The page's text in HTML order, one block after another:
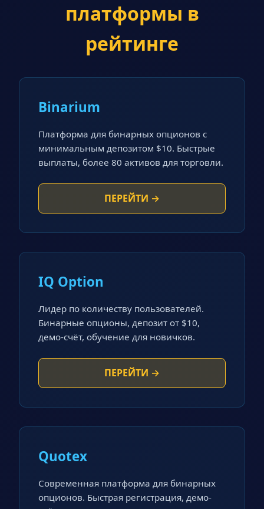
платформы в
рейтинге
Binarium
Платформа для бинарных опционов с
минимальным депозитом $10. Быстрые
выплаты, более 80 активов для торговли.
ПЕРЕЙТИ →
IQ Option
Лидер по количеству пользователей.
Бинарные опционы, депозит от $10,
демо-счёт, обучение для новичков.
ПЕРЕЙТИ →
Quotex
Современная платформа для бинарных
опционов. Быстрая регистрация, демо-